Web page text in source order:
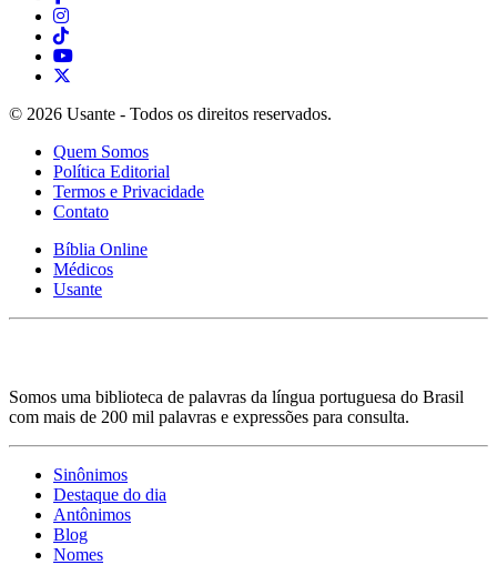
© 2026 Usante - Todos os direitos reservados.
Quem Somos
Política Editorial
Termos e Privacidade
Contato
Bíblia Online
Médicos
Usante
Somos uma biblioteca de palavras da língua portuguesa do Brasil
com mais de 200 mil palavras e expressões para consulta.
Sinônimos
Destaque do dia
Antônimos
Blog
Nomes